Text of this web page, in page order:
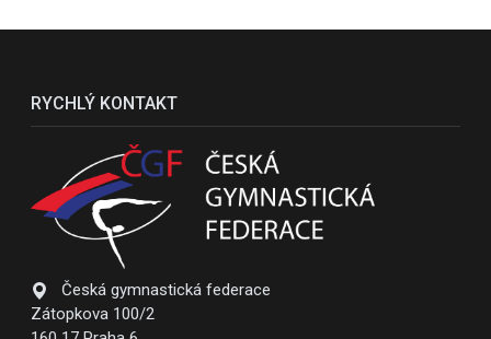
RYCHLÝ KONTAKT
Česká gymnastická federace
Zátopkova 100/2